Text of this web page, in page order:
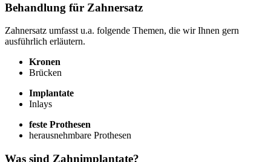
Behandlung für Zahnersatz
Zahnersatz umfasst u.a. folgende Themen, die wir Ihnen gern
ausführlich erläutern.
Kronen
Brücken
Implantate
Inlays
feste Prothesen
herausnehmbare Prothesen
Was sind Zahnimplantate?